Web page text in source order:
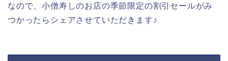
なので、小僧寿しのお店の季節限定の割引セールがみ
つかったらシェアさせていただきます♪